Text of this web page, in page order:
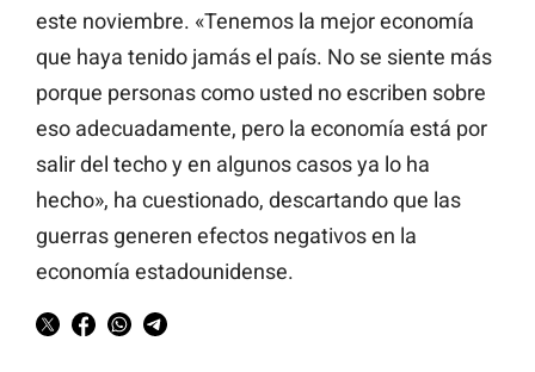
este noviembre. «Tenemos la mejor economía
que haya tenido jamás el país. No se siente más
porque personas como usted no escriben sobre
eso adecuadamente, pero la economía está por
salir del techo y en algunos casos ya lo ha
hecho», ha cuestionado, descartando que las
guerras generen efectos negativos en la
economía estadounidense.